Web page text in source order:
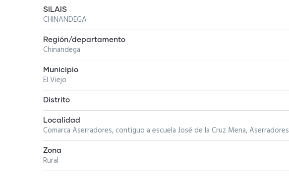
SILAIS
CHINANDEGA
Región/departamento
Chinandega
Municipio
El Viejo
Distrito
Localidad
Comarca Aserradores, contiguo a escuela José de la Cruz Mena, Aserradores
Zona
Rural